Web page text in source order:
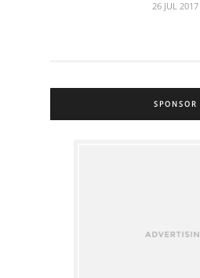
26 JUL 2017
SPONSOR